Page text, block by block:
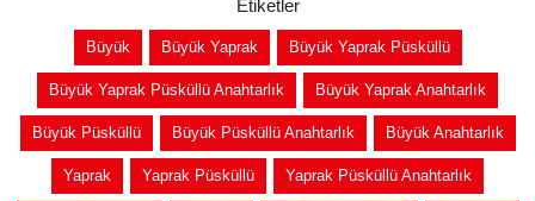
Etiketler
Büyük Büyük Yaprak Büyük Yaprak Püsküllü
Büyük Yaprak Püsküllü Anahtarlık Büyük Yaprak Anahtarlık
Büyük Püsküllü Büyük Püsküllü Anahtarlık Büyük Anahtarlık
Yaprak Yaprak Püsküllü Yaprak Püsküllü Anahtarlık